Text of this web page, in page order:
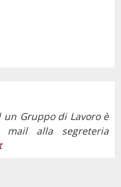
Gruppo di Lavoro è
mail alla segreteria